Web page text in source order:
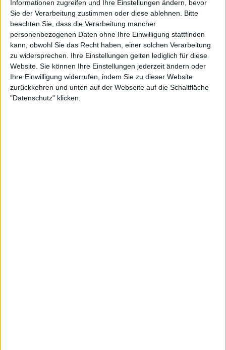
Informationen zugreifen und Ihre Einstellungen ändern, bevor
Sie der Verarbeitung zustimmen oder diese ablehnen.
Bitte
beachten Sie, dass die Verarbeitung mancher
personenbezogenen Daten ohne Ihre Einwilligung stattfinden
kann, obwohl Sie das Recht haben, einer solchen Verarbeitung
zu widersprechen. Ihre Einstellungen gelten lediglich für diese
Website. Sie können Ihre Einstellungen jederzeit ändern oder
Ihre Einwilligung widerrufen, indem Sie zu dieser Website
zurückkehren und unten auf der Webseite auf die Schaltfläche
"Datenschutz" klicken.